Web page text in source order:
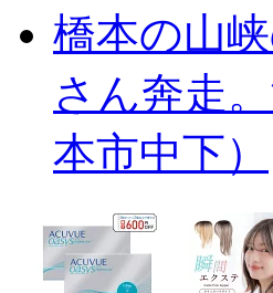
橋本の山
さん奔走
本市中下）